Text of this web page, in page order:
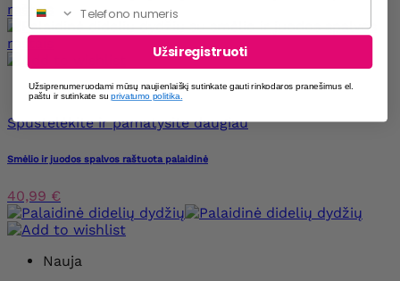
Nauja
Spustelėkite ir pamatysite daugiau
Smėlio ir juodos spalvos raštuota palaidinė
40,99 €
Nauja
Phone
Užsiregistruoti
Užsiprenumeruodami mūsų naujienlaiškį sutinkate gauti rinkodaros pranešimus el.
paštu ir sutinkate su privatumo politika.